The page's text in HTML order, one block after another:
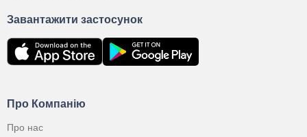
Про Компанію
Про нас
Завантажити застосунок